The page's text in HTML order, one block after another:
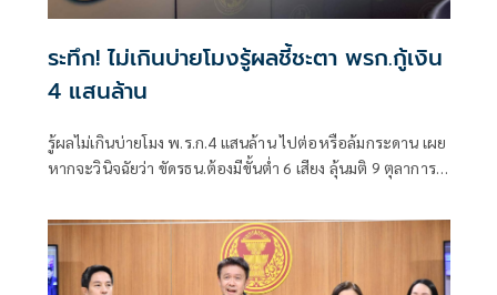
ระทึก! ไม่เกินบ่ายโมงรู้ผลชี้ชะตา พรก.กู้เงิน
4 แสนล้าน
รู้ผลไม่เกินบ่ายโมง พ.ร.ก.4 แสนล้าน ไปต่อหรือล้มกระดาน เผย
หากจะวินิจฉัยว่า ขัดรธน.ต้องมีขั้นต่ำ 6 เสียง ลุ้นมติ 9 ตุลาการ